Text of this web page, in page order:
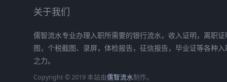
关于我们
儒智流水专业办理入职所需要的银行流水，收入证明，离职
图，个税截图、录屏，体检报告，征信报告，毕业证等各种
之力。
Copyright © 2019 本站由儒智流水制作。